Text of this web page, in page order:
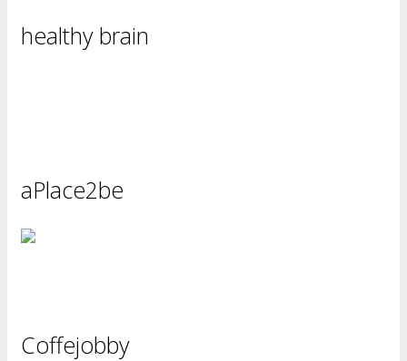
healthy brain
aPlace2be
Coffejobby